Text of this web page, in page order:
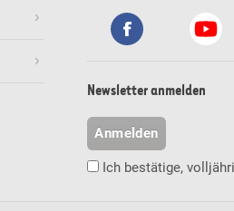
Newsletter anmelden
Anmelden
Ich bestätige,